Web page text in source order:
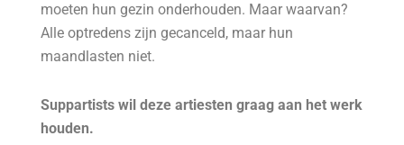
moeten hun gezin onderhouden. Maar waarvan?
Alle optredens zijn gecanceld, maar hun
maandlasten niet.
Suppartists wil deze artiesten graag aan het werk
houden.